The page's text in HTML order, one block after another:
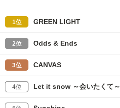
1位 GREEN LIGHT
2位 Odds & Ends
3位 CANVAS
4位 Let it snow ～会いたくて～